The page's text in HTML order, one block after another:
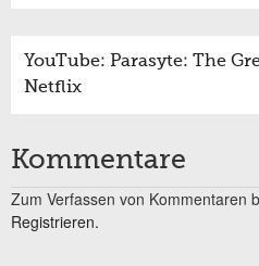
YouTube: Parasyte: The
Netflix
Kommentare
Zum Verfassen von Kommentaren
Registrieren.